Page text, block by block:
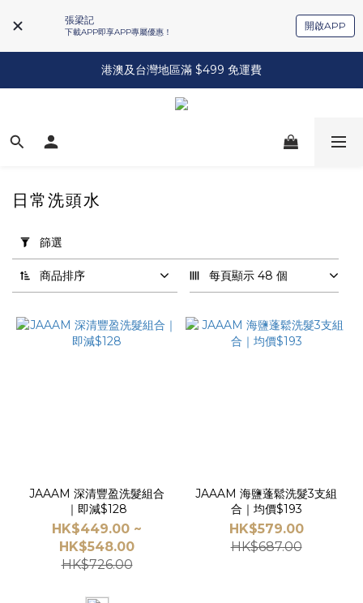
張梁記
下載APP即享APP專屬優惠！
開啟APP
港澳及台灣地區滿 $499 免運費
用
篩
選
(0/20)
品
(1)
日常洗頭水
篩選
商品排序 每頁顯示 48 個
JAAAM 深清豐盈洗髮組合
｜即減$128
HK$449.00 ~
HK$548.00
HK$726.00
JAAAM 海鹽蓬鬆洗髮3支組
合｜均價$193
HK$579.00
HK$687.00